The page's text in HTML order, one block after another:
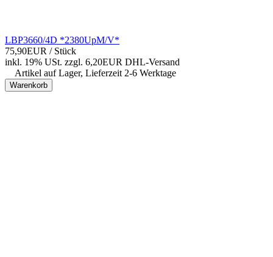
LBP3660/4D *2380UpM/V*
75,90EUR / Stück
inkl. 19% USt. zzgl. 6,20EUR DHL-Versand
Artikel auf Lager, Lieferzeit 2-6 Werktage
Warenkorb